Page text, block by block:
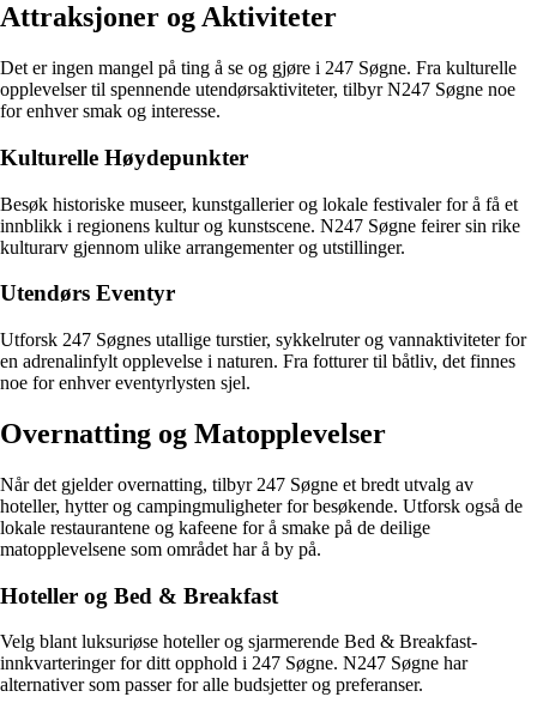
Attraksjoner og Aktiviteter
Det er ingen mangel på ting å se og gjøre i 247 Søgne. Fra kulturelle
opplevelser til spennende utendørsaktiviteter, tilbyr N247 Søgne noe
for enhver smak og interesse.
Kulturelle Høydepunkter
Besøk historiske museer, kunstgallerier og lokale festivaler for å få et
innblikk i regionens kultur og kunstscene. N247 Søgne feirer sin rike
kulturarv gjennom ulike arrangementer og utstillinger.
Utendørs Eventyr
Utforsk 247 Søgnes utallige turstier, sykkelruter og vannaktiviteter for
en adrenalinfylt opplevelse i naturen. Fra fotturer til båtliv, det finnes
noe for enhver eventyrlysten sjel.
Overnatting og Matopplevelser
Når det gjelder overnatting, tilbyr 247 Søgne et bredt utvalg av
hoteller, hytter og campingmuligheter for besøkende. Utforsk også de
lokale restaurantene og kafeene for å smake på de deilige
matopplevelsene som området har å by på.
Hoteller og Bed & Breakfast
Velg blant luksuriøse hoteller og sjarmerende Bed & Breakfast-
innkvarteringer for ditt opphold i 247 Søgne. N247 Søgne har
alternativer som passer for alle budsjetter og preferanser.